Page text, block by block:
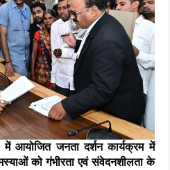
में आयोजित जनता दर्शन कार्यक्रम में
को गंभीरता एवं संवेदनशीलता के